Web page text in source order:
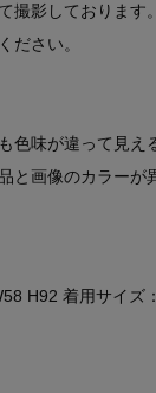
撮影しております
ださい。
色味が違って見え
と画像のカラーが
H92 着用サイズ